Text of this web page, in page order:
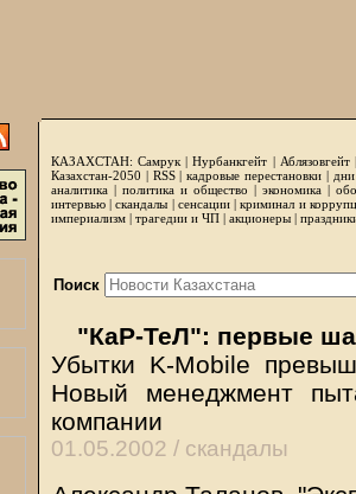
КАЗАХСТАН: Самрук |Нурбанкгейт | Аблязовгейт
Казахстан-2050 | RSS|кадровые перестановки|
аналитика | политика и общество | экономика |
интервью |скандалы | сенсации|криминал и
империализм | трагедии и ЧП | акционеры |
Поиск
"КаР-ТеЛ": первые
Убытки K-Mobile
Новый менеджмент
компании
01.05.2002 / скандалы